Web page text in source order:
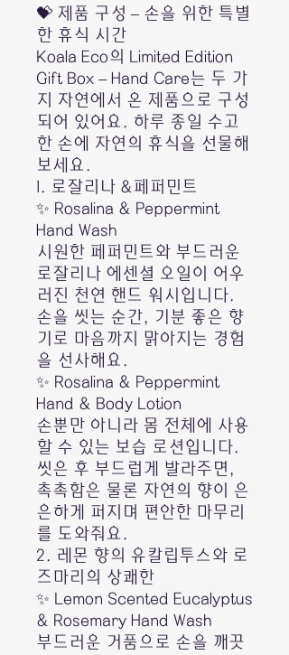
💝 제품 구성 – 손을 위한 특별
한 휴식 시간
Koala Eco의 Limited Edition
Gift Box – Hand Care는 두 가
지 자연에서 온 제품으로 구성
되어 있어요. 하루 종일 수고
한 손에 자연의 휴식을 선물해
보세요.
1. 로잘리나 &페퍼민트
✨ Rosalina & Peppermint
Hand Wash
시원한 페퍼민트와 부드러운
로잘리나 에센셜 오일이 어우
러진 천연 핸드 워시입니다.
손을 씻는 순간, 기분 좋은 향
기로 마음까지 맑아지는 경험
을 선사해요.
✨ Rosalina & Peppermint
Hand & Body Lotion
손뿐만 아니라 몸 전체에 사용
할 수 있는 보습 로션입니다.
씻은 후 부드럽게 발라주면,
촉촉함은 물론 자연의 향이 은
은하게 퍼지며 편안한 마무리
를 도와줘요.
2. 레몬 향의 유칼립투스와 로
즈마리의 상쾌한
✨ Lemon Scented Eucalyptus
& Rosemary Hand Wash
부드러운 거품으로 손을 깨끗